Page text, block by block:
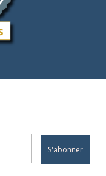
S'abonner